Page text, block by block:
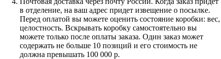
в отделение, на ваш адрес придет извещение о посылке.
Перед оплатой вы можете оценить состояние коробки: вес,
целостность. Вскрывать коробку самостоятельно вы
можете только после оплаты заказа. Один заказ может
содержать не больше 10 позиций и его стоимость не
должна превышать 100 000 р.